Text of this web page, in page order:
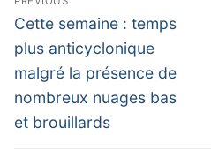
de
l’article
Previous
post:
Cette semaine : temps
plus anticyclonique
malgré la présence de
nombreux nuages bas
et brouillards